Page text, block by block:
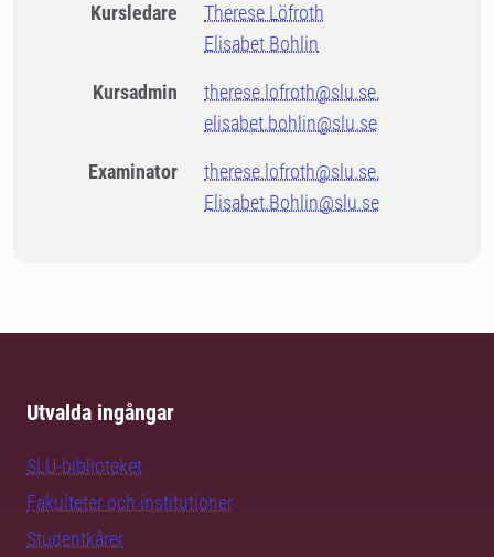
Kursledare
Therese Löfroth
Elisabet Bohlin
Kursadmin
therese.lofroth@slu.se,
elisabet.bohlin@slu.se
Examinator
therese.lofroth@slu.se,
Elisabet.Bohlin@slu.se
Utvalda ingångar
SLU-biblioteket
Fakulteter och institutioner
Studentkårer